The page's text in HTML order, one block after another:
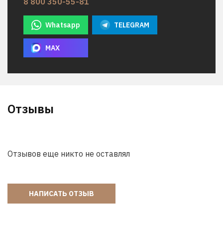
Whatsapp TELEGRAM
MAX
Отзывы
Отзывов еще никто не оставлял
НАПИСАТЬ ОТЗЫВ